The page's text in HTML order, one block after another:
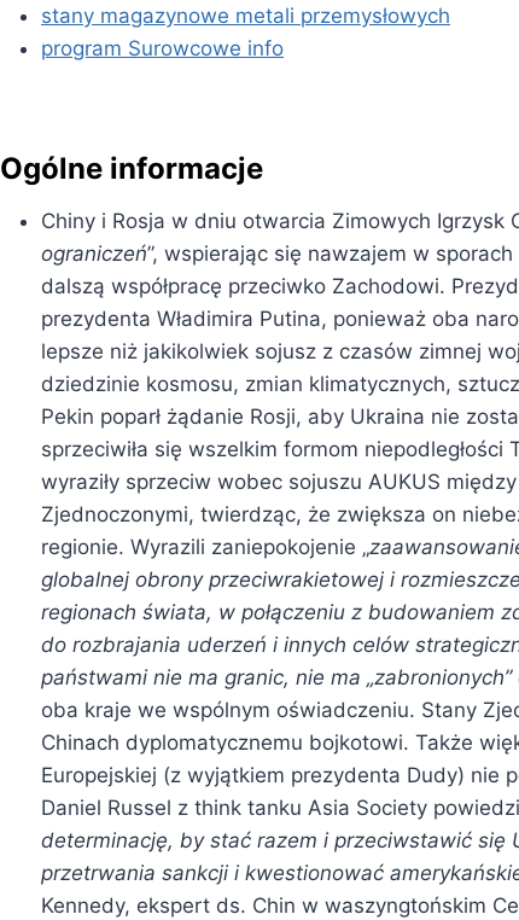
stany magazynowe metali przemysłowych
program Surowcowe info
Ogólne informacje
Chiny i Rosja w dniu otwarcia Zimowych Igrzysk
ograniczeń”, wspierając się nawzajem w
dalszą współpracę przeciwko Zachodowi.
prezydenta Władimira Putina, ponieważ oba
lepsze niż jakikolwiek sojusz z czasów zimnej
dziedzinie kosmosu, zmian klimatycznych,
Pekin poparł żądanie Rosji, aby Ukraina nie
sprzeciwiła się wszelkim formom
wyraziły sprzeciw wobec sojuszu AUKUS
Zjednoczonymi, twierdząc, że zwiększa on
regionie. Wyrazili zaniepokojenie „
globalnej obrony przeciwrakietowej i
regionach świata, w połączeniu z budowaniem
do rozbrajania uderzeń i innych celów
państwami nie ma granic, nie ma
oba kraje we wspólnym oświadczeniu. Stany
Chinach dyplomatycznemu bojkotowi. Także
Europejskiej (z wyjątkiem prezydenta Dudy) nie
Daniel Russel z think tanku Asia Society
determinację, by stać razem i przeciwstawić się
przetrwania sankcji i kwestionować
Kennedy, ekspert ds. Chin w waszyngtońskim